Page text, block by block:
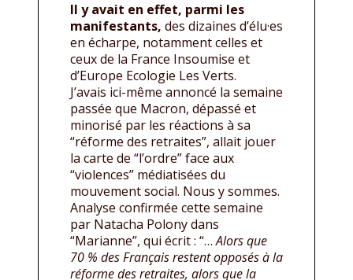
Il y avait en effet, parmi les
manifestants, des dizaines d’élu·es
en écharpe, notamment celles et
ceux de la France Insoumise et
d’Europe Ecologie Les Verts.
J’avais ici-même annoncé la semaine
passée que Macron, dépassé et
minorisé par les réactions à sa
“réforme des retraites”, allait jouer
la carte de “l’ordre” face aux
“violences” médiatisées du
mouvement social. Nous y sommes.
Analyse confirmée cette semaine
par Natacha Polony dans
“Marianne”, qui écrit : “…Alors que
70 % des Français restent opposés à la
réforme des retraites, alors que la